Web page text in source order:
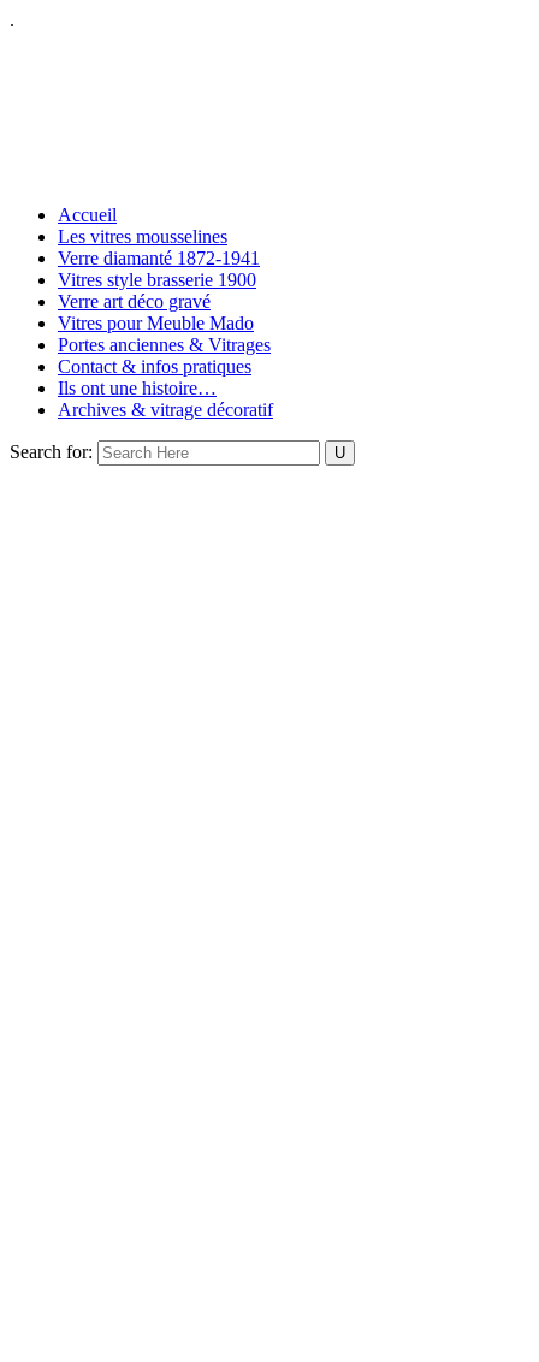
.
Accueil
Les vitres mousselines
Verre diamanté 1872-1941
Vitres style brasserie 1900
Verre art déco gravé
Vitres pour Meuble Mado
Portes anciennes & Vitrages
Contact & infos pratiques
Ils ont une histoire…
Archives & vitrage décoratif
Search for: